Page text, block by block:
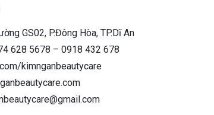
GS02, P.Đông Hòa, TP.Dĩ An
628 5678 – 0918 432 678
kimnganbeautycare